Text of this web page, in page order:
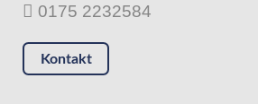
0175 2232584
Kontakt